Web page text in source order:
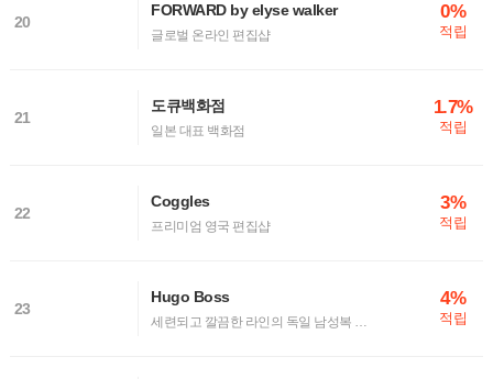
20
FORWARD by elyse walker 0%
적립
글로벌 온라인 편집샵
21
도큐백화점 1.7%
적립
일본 대표 백화점
22
Coggles 3%
적립
프리미엄 영국 편집샵
23
Hugo Boss 4%
적립
세련되고 깔끔한 라인의 독일 남성복 브랜드, 휴고보스(Hugo Boss)